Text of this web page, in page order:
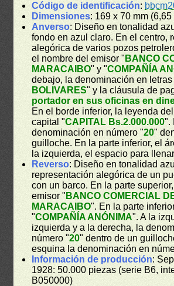
Código de identificación:
Dimensiones: 169 x 70 mm
Anverso: Diseño en tonalidad
fondo en azul claro. En el centro,
alegórica de varios pozos
el nombre del emisor " BANCO
MARACAIBO" y "COMPAÑÍA
debajo, la denominación en letras
BOLIVARES" y la cláusula de
portador en sus oficinas en
En el borde inferior, la leyenda
capital "CAPITAL Bs.2.000.000".
denominación en número "20"
guilloche. En la parte inferior, el
la izquierda, el espacio para
Reverso: Diseño en tonalidad
representación alegórica de un
con un barco. En la parte
emisor " BANCO COMERCIAL
MARACAIBO". En la parte
"COMPAÑÍA ANÓNIMA". A la
izquierda y a la derecha, la
número "20" dentro de un
esquina la denominación en
Información de producción:
1928: 50.000 piezas (serie B6,
B050000)